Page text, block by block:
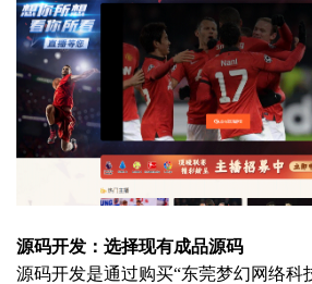
源码开发：选择现有成品源码
源码开发是通过购买“东莞梦幻网络科